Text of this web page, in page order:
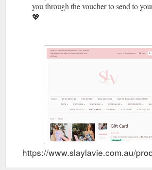
you through the voucher to send to
💖
https://www.slaylavie.com.au/